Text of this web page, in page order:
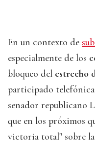
En un contexto de
especialmente de los
bloqueo del estrecho
participado
senador republicano
que en los próximos
victoria total" sobre